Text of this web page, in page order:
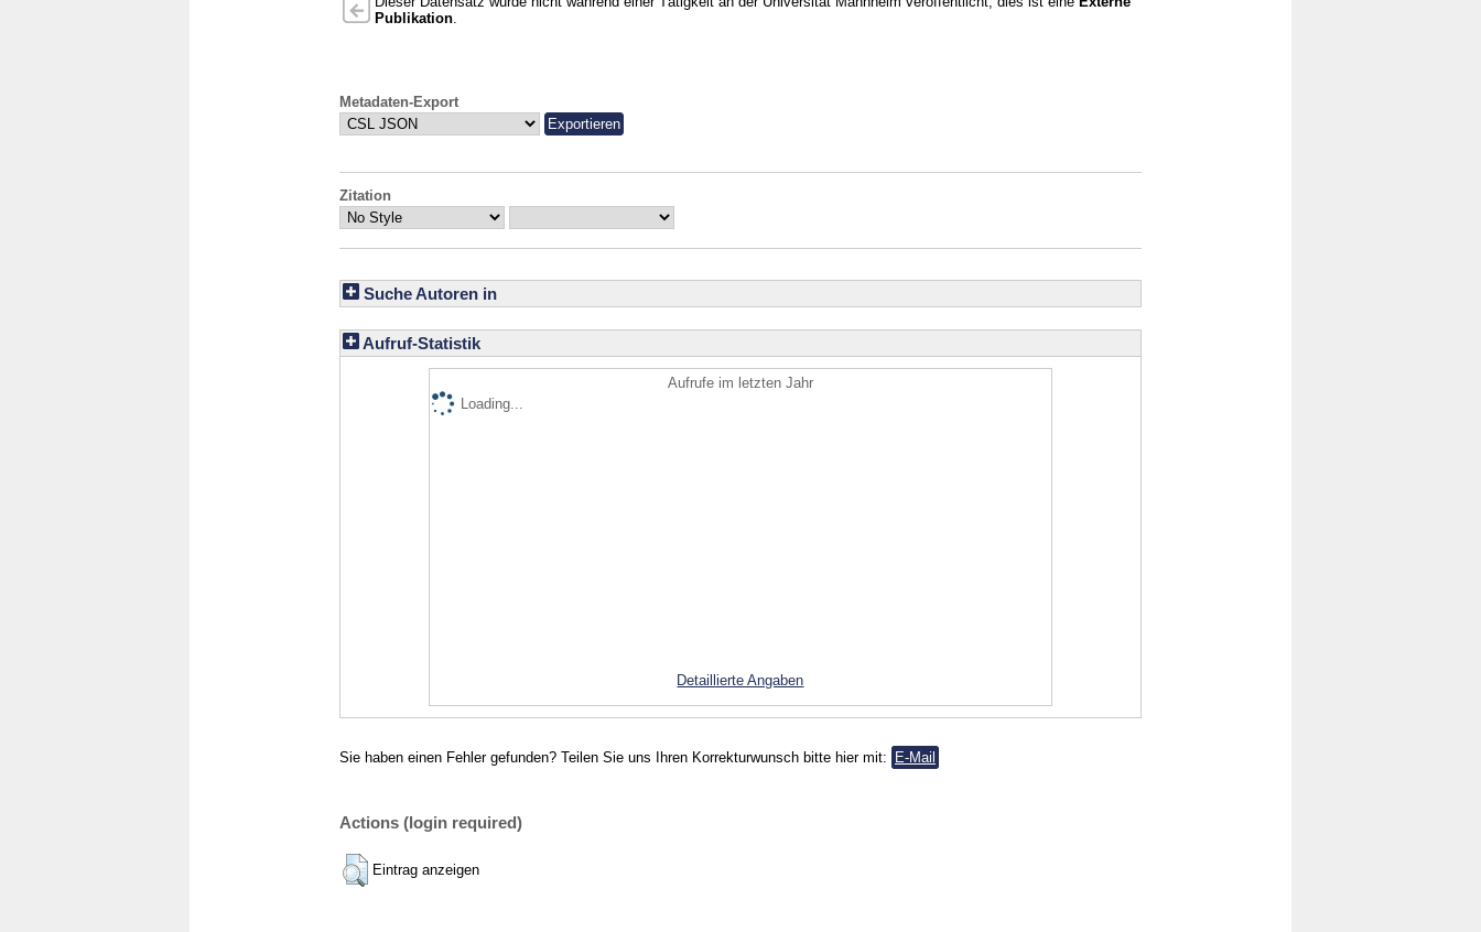
Publikation
Metadaten-Export
Zitation
Suche Autoren in
Aufruf-Statistik
Aufrufe im letzten Jahr
Loading...
Detaillierte Angaben
Sie haben einen Fehler gefunden? Teilen Sie uns Ihren Korrekturwunsch bitte hier mit: E-Mail
Actions (login required)
Eintrag anzeigen